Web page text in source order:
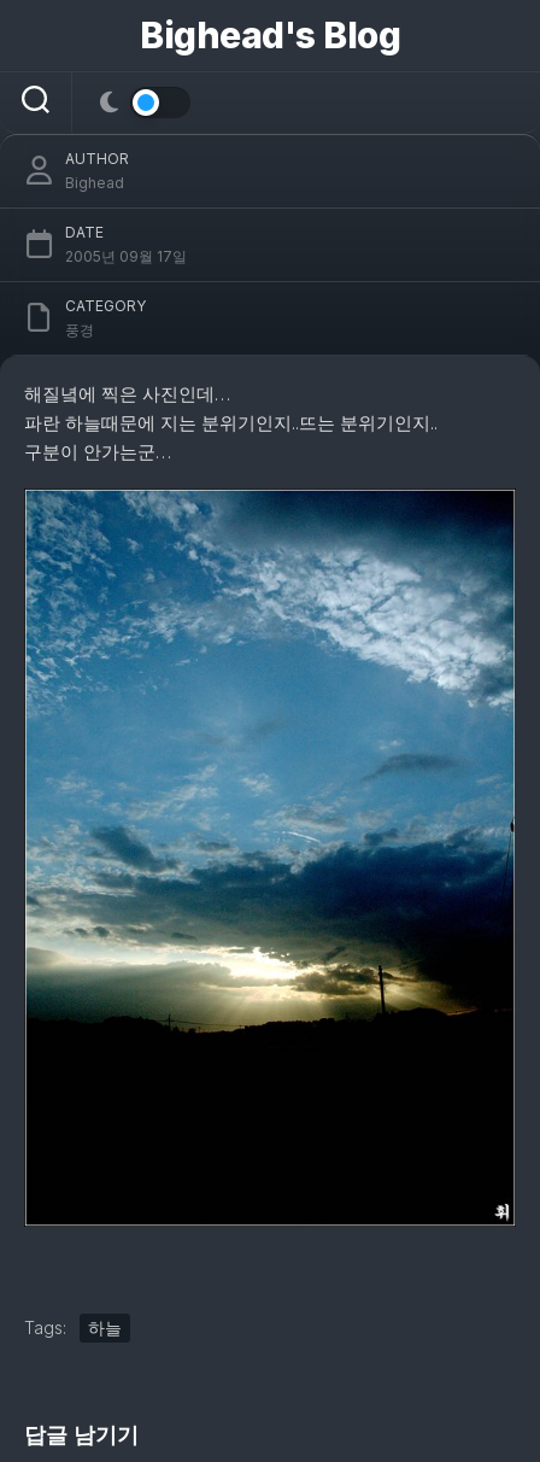
너
Bighead's Blog
뜨는거냐..지는거냐..
AUTHOR
Bighead
DATE
2005년 09월 17일
CATEGORY
풍경
해질녘에 찍은 사진인데…
파란 하늘때문에 지는 분위기인지..뜨는 분위기인지..
구분이 안가는군…
Tags: 하늘
답글 남기기